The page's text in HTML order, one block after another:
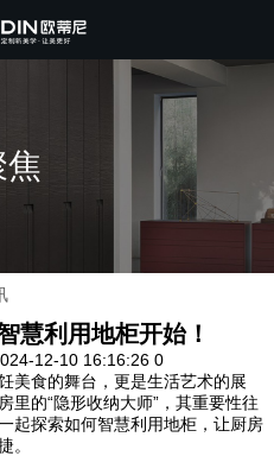
焦
慧利用地柜开始！
12-10 16:16:26 0
美食的舞台，更是生活艺术的展
里的“隐形收纳大师”，其重要性往
起探索如何智慧利用地柜，让厨房
。